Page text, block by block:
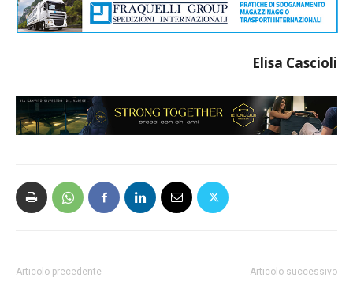
Elisa Cascioli
Articolo precedente Articolo successivo